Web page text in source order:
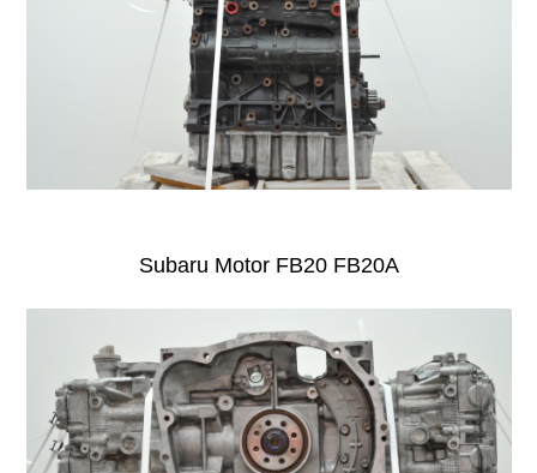
Subaru Motor FB20 FB20A